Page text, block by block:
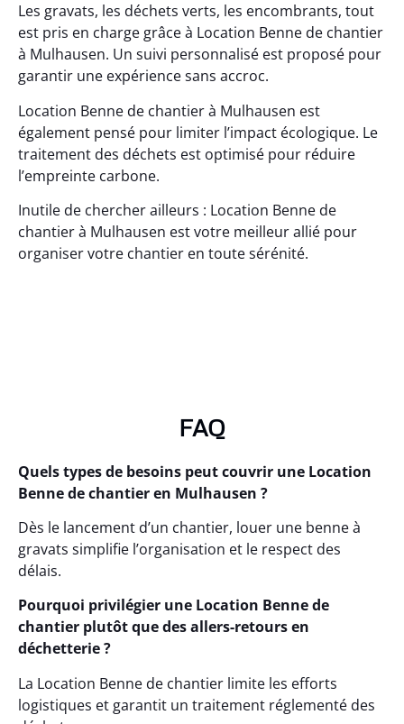
Les gravats, les déchets verts, les encombrants, tout
est pris en charge grâce à Location Benne de chantier
à Mulhausen. Un suivi personnalisé est proposé pour
garantir une expérience sans accroc.
Location Benne de chantier à Mulhausen est
également pensé pour limiter l’impact écologique. Le
traitement des déchets est optimisé pour réduire
l’empreinte carbone.
Inutile de chercher ailleurs : Location Benne de
chantier à Mulhausen est votre meilleur allié pour
organiser votre chantier en toute sérénité.
FAQ
Quels types de besoins peut couvrir une Location
Benne de chantier en Mulhausen ?
Dès le lancement d’un chantier, louer une benne à
gravats simplifie l’organisation et le respect des
délais.
Pourquoi privilégier une Location Benne de
chantier plutôt que des allers-retours en
déchetterie ?
La Location Benne de chantier limite les efforts
logistiques et garantit un traitement réglementé des